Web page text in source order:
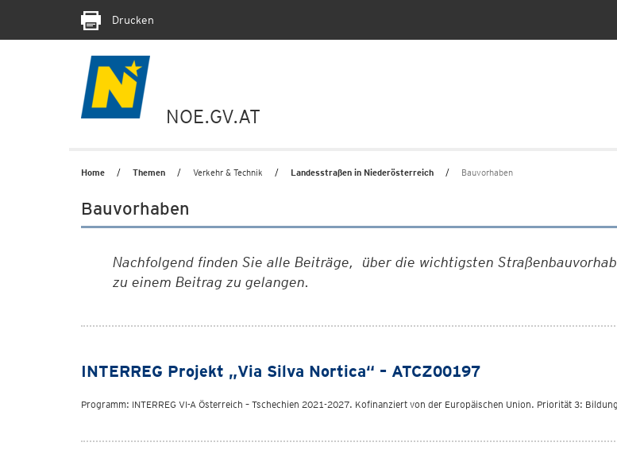
Drucken
NOE.GV.AT
Home Themen Verkehr & Technik Landesstraßen in Niederösterreich Bauvorhaben
Bauvorhaben
Nachfolgend finden Sie alle Beiträge, über die wichtigsten
zu einem Beitrag zu gelangen.
INTERREG Projekt „Via Silva Nortica“ – ATCZ00197
Programm: INTERREG VI-A Österreich – Tschechien 2021-2027. Kofinanziert von der Europäischen Union. Priorität 3: